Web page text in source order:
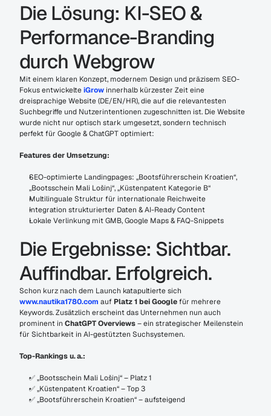
Die Lösung: KI-SEO &
Performance-Branding
durch Webgrow
Mit einem klaren Konzept, modernem Design und präzisem SEO-
Fokus entwickelte iGrow innerhalb kürzester Zeit eine
dreisprachige Website (DE/EN/HR), die auf die relevantesten
Suchbegriffe und Nutzerintentionen zugeschnitten ist. Die Website
wurde nicht nur optisch stark umgesetzt, sondern technisch
perfekt für Google & ChatGPT optimiert:
Features der Umsetzung:
SEO-optimierte Landingpages: „Bootsführerschein Kroatien“,
„Bootsschein Mali Lošinj“, „Küstenpatent Kategorie B“
Multilinguale Struktur für internationale Reichweite
Integration strukturierter Daten & AI-Ready Content
Lokale Verlinkung mit GMB, Google Maps & FAQ-Snippets
Die Ergebnisse: Sichtbar.
Auffindbar. Erfolgreich.
www.nautika1780.com auf Platz 1 bei Google für mehrere
Keywords. Zusätzlich erscheint das Unternehmen nun auch
prominent in ChatGPT Overviews – ein strategischer Meilenstein
für Sichtbarkeit in AI-gestützten Suchsystemen.
Top-Rankings u. a.:
✅ „Bootsschein Mali Lošinj“ – Platz 1
✅ „Küstenpatent Kroatien“ – Top 3
✅ „Bootsführerschein Kroatien“ – aufsteigend